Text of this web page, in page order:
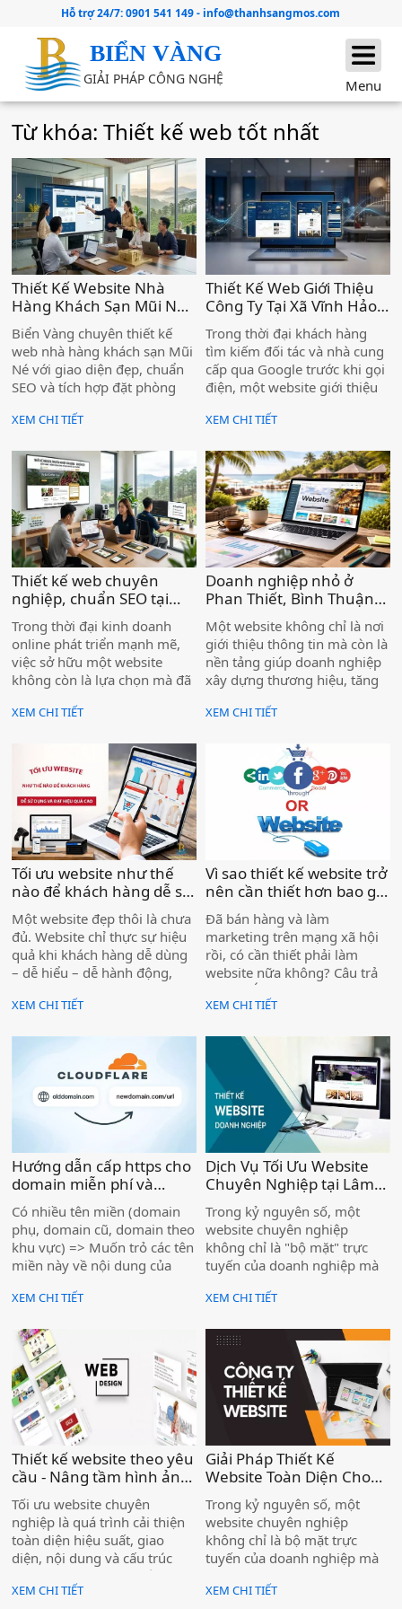
Hỗ trợ 24/7:0901 541 149- info@thanhsangmos.com
BIỂN VÀNG
GIẢI PHÁP CÔNG NGHỆ Menu
Từ khóa: Thiết kế web tốt nhất
Thiết Kế Website Nhà
Hàng Khách Sạn Mũi Né
– Chuyên Nghiệp, Chức
Năng Đặt Phòng Trực
Tuyến Tiện Ích )
Biển Vàng chuyên thiết kế
web nhà hàng khách sạn Mũi
Né với giao diện đẹp, chuẩn
SEO và tích hợp đặt phòng
bạn tiếp cận khách hàng
XEM CHI TIẾT
Thiết Kế Web Giới Thiệu
Công Ty Tại Xã Vĩnh Hảo –
Nâng Tầm Thương Hiệu
Doanh Nghiệp )
Trong thời đại khách hàng
tìm kiếm đối tác và nhà cung
cấp qua Google trước khi gọi
điện, một website giới thiệu
còn là "có thì tốt" — mà là
được tin tưởng và lựa chọn.
Nếu bạn đang kinh doanh tại
xã Vĩnh Hảo mà chưa có
website, hoặc website cũ đã
lỗi thời, bạn đang để đối thủ
vượt lên phía trước mỗi ngày.
XEM CHI TIẾT
Thiết kế web chuyên
nghiệp, chuẩn SEO tại
Lâm Đồng, hiệu quả cho
doanh nghiệp )
Trong thời đại kinh doanh
online phát triển mạnh mẽ,
việc sở hữu một website
không còn là lựa chọn mà đã
với mọi doanh nghiệp. Đặc
thế mạnh về du lịch, nông
nghiệp và dịch vụ – nhu cầu
xây dựng thương hiệu trên
Internet ngày càng tăng cao.
XEM CHI TIẾT
Doanh nghiệp nhỏ ở
Phan Thiết, Bình Thuận
có cần website không ? )
Một website không chỉ là nơi
giới thiệu thông tin mà còn là
nền tảng giúp doanh nghiệp
xây dựng thương hiệu, tăng
hàng từ Google. Khi khách
thấy doanh nghiệp có
website rõ ràng, chuyên
nghiệp, khả năng liên hệ sẽ
cao hơn rất nhiều.
XEM CHI TIẾT
Tối ưu website như thế
nào để khách hàng dễ sử
dụng và đạt hiệu quả? )
Một website đẹp thôi là chưa
đủ. Website chỉ thực sự hiệu
quả khi khách hàng dễ dùng
– dễ hiểu – dễ hành động,
Google để tiếp cận đúng
XEM CHI TIẾT
Vì sao thiết kế website trở
nên cần thiết hơn bao giờ
hết cho doanh nghiệp
hiện nay )
Đã bán hàng và làm
marketing trên mạng xã hội
rồi, có cần thiết phải làm
website nữa không? Câu trả
lời là: CÓ – và website ngày
càng quan trọng hơn
XEM CHI TIẾT
Hướng dẫn cấp https cho
domain miễn phí và
redirect đến 1 url bất kỳ
mà không cần thêm
hosting )
Có nhiều tên miền (domain
phụ, domain cũ, domain theo
khu vực) => Muốn trỏ các tên
miền này về nội dung của
muốn thuê thêm hosting
XEM CHI TIẾT
Dịch Vụ Tối Ưu Website
Chuyên Nghiệp tại Lâm
Đồng - Bình Thuận |
Thiết Kế Website Biển
Vàng )
Trong kỷ nguyên số, một
website chuyên nghiệp
không chỉ là "bộ mặt" trực
tuyến của doanh nghiệp mà
hàng hiệu quả. Dịch vụ thiết
Đồng, Bình Thuận mang đến
giải pháp toàn diện – từ giao
diện hiện đại, tối ưu UX/UI
đến tích hợp tính năng bán
hàng và marketing online
mạnh mẽ, giúp doanh nghiệp
tăng trưởng vượt trội trong
năm 2025.
XEM CHI TIẾT
Thiết kế website theo yêu
cầu - Nâng tầm hình ảnh
doanh nghiệp 2025 )
Tối ưu website chuyên
nghiệp là quá trình cải thiện
toàn diện hiệu suất, giao
diện, nội dung và cấu trúc
của một trang web nhằm
nâng cao trải nghiệm người
XEM CHI TIẾT
Giải Pháp Thiết Kế
Website Toàn Diện Cho
Doanh Nghiệp Tại Lâm
Đồng, Bình Thuận – Biển
Vàng 2025 )
Trong kỷ nguyên số, một
website chuyên nghiệp
không chỉ là bộ mặt trực
tuyến của doanh nghiệp mà
hàng hiệu quả. Dịch vụ thiết
XEM CHI TIẾT